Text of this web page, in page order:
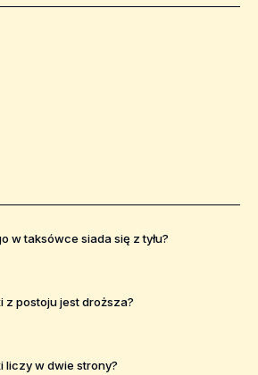
w taksówce siada się z tyłu?
z postoju jest droższa?
liczy w dwie strony?